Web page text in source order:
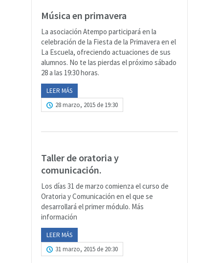
Música en primavera
La asociación Atempo participará en la
celebración de la Fiesta de la Primavera en el
La Escuela, ofreciendo actuaciones de sus
alumnos. No te las pierdas el próximo sábado
28 a las 19:30 horas.
LEER MÁS
28 marzo, 2015 de 19:30
Taller de oratoria y
comunicación.
Los días 31 de marzo comienza el curso de
Oratoria y Comunicación en el que se
desarrollará el primer módulo. Más
información
LEER MÁS
31 marzo, 2015 de 20:30